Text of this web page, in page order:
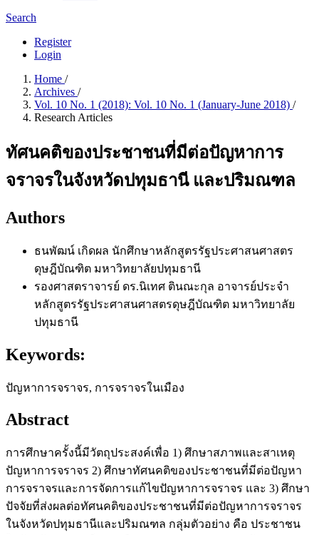
Search
Register
Login
Home /
Archives /
Vol. 10 No. 1 (2018): Vol. 10 No. 1 (January-June 2018) /
Research Articles
ทัศนคติของประชาชนที่มีต่อปัญหาการ
จราจรในจังหวัดปทุมธานี และปริมณฑล
Authors
ธนพัฒน์ เกิดผล นักศึกษาหลักสูตรรัฐประศาสนศาสตร
ดุษฎีบัณฑิต มหาวิทยาลัยปทุมธานี
รองศาสตราจารย์ ดร.นิเทศ ตินณะกุล อาจารย์ประจำ
หลักสูตรรัฐประศาสนศาสตรดุษฎีบัณฑิต มหาวิทยาลัย
ปทุมธานี
Keywords:
ปัญหาการจราจร, การจราจรในเมือง
Abstract
การศึกษาครั้งนี้มีวัตถุประสงค์เพื่อ 1) ศึกษาสภาพและสาเหตุ
ปัญหาการจราจร 2) ศึกษาทัศนคติของประชาชนที่มีต่อปัญหา
การจราจรและการจัดการแก้ไขปัญหาการจราจร และ 3) ศึกษา
ปัจจัยที่ส่งผลต่อทัศนคติของประชาชนที่มีต่อปัญหาการจราจร
ในจังหวัดปทุมธานีและปริมณฑล กลุ่มตัวอย่าง คือ ประชาชน